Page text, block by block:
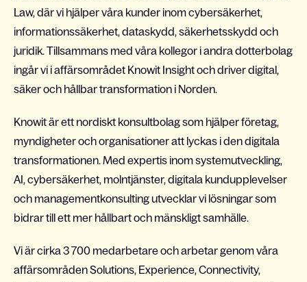
Law, där vi hjälper våra kunder inom cybersäkerhet,
informationssäkerhet, dataskydd, säkerhetsskydd och
juridik. Tillsammans med våra kollegor i andra dotterbolag
ingår vi i affärsområdet Knowit Insight och driver digital,
säker och hållbar transformation i Norden.
Knowit är ett nordiskt konsultbolag som hjälper företag,
myndigheter och organisationer att lyckas i den digitala
transformationen. Med expertis inom systemutveckling,
AI, cybersäkerhet, molntjänster, digitala kundupplevelser
och managementkonsulting utvecklar vi lösningar som
bidrar till ett mer hållbart och mänskligt samhälle.
Vi är cirka 3 700 medarbetare och arbetar genom våra
affärsområden Solutions, Experience, Connectivity,